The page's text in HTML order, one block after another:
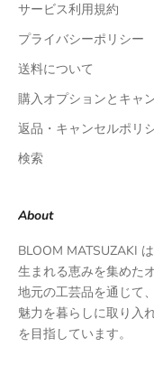
サービス利用規約
プライバシーポリシー
送料について
購入オプションとキャ
返品・キャンセルポリ
検索
About
BLOOM MATSUZAKI
生まれる恵みを集めた
地元の工芸品を通じて
魅力を暮らしに取り入
を目指しています。